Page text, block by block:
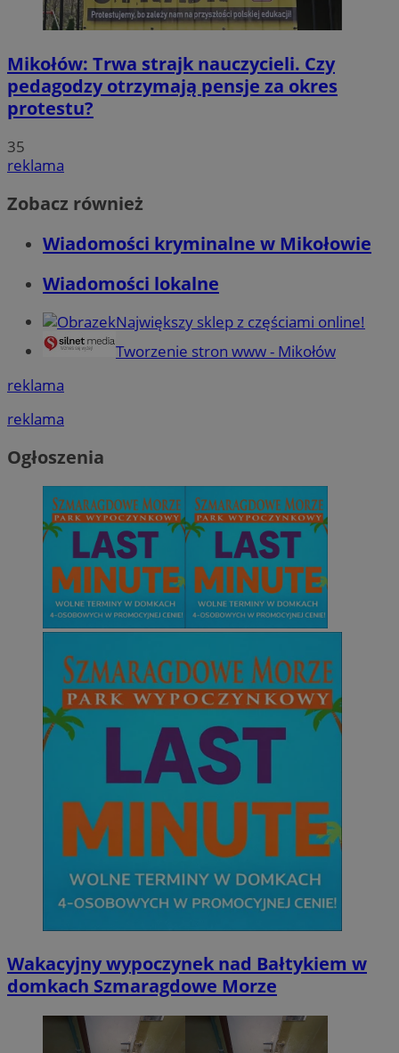
Mikołów: Trwa strajk nauczycieli. Czy
pedagodzy otrzymają pensje za okres
protestu?
35
reklama
Zobacz również
Wiadomości kryminalne w Mikołowie
Wiadomości lokalne
Największy sklep z częściami online!
Tworzenie stron www - Mikołów
reklama
reklama
Ogłoszenia
Wakacyjny wypoczynek nad Bałtykiem w
domkach Szmaragdowe Morze